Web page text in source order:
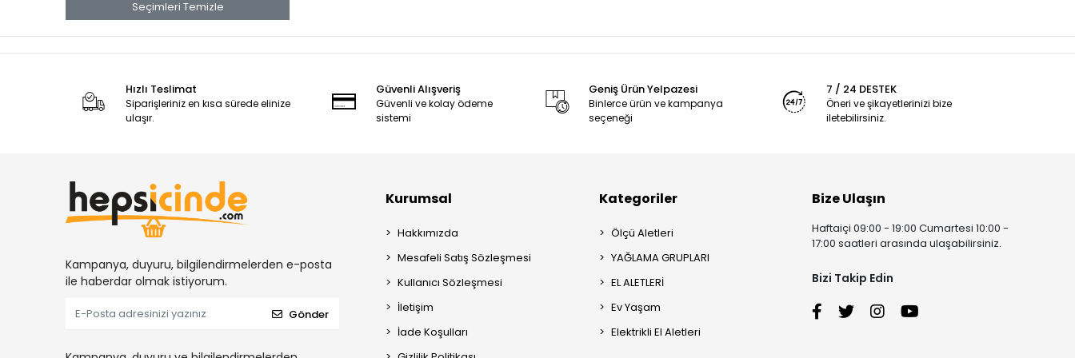
KOLİ KAPAMA TABANCALARI
YÜKSÜKLÜ NİPELLER
DİĞER HAVALI ALETLER
NİPELLER
DÖŞEME TABANCALARI
DİŞİ TAPALAR
DİRSEKLER
TE REKORLAR
MEKANİK ZIMBA TABANCALARI
Seçimleri Temizle
Hızlı Teslimat
Siparişleriniz en kısa sürede elinize
ulaşır.
Güvenli Alışveriş
Güvenli ve kolay ödeme
sistemi
Geniş Ürün Yelpazesi
Binlerce ürün ve kampanya
seçeneği
7 / 24 DESTEK
Öneri ve şikayetlerinizi bize
iletebilirsiniz.
Kampanya, duyuru, bilgilendirmelerden e-posta
ile haberdar olmak istiyorum.
Gönder
Kurumsal
Hakkımızda
Mesafeli Satış Sözleşmesi
Kullanıcı Sözleşmesi
İletişim
İade Koşulları
Kategoriler
Ölçü Aletleri
YAĞLAMA GRUPLARI
EL ALETLERİ
Ev Yaşam
Elektrikli El Aletleri
Bize Ulaşın
Haftaiçi 09:00 - 19:00 Cumartesi 10:00 -
17:00 saatleri arasında ulaşabilirsiniz.
Bizi Takip Edin